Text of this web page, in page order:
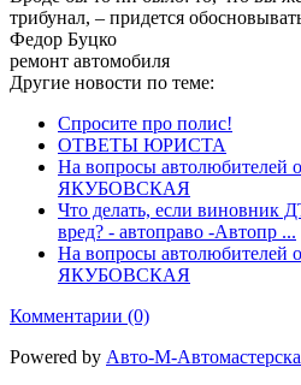
трибунал, – придется
Федор Буцко
ремонт автомобиля
Другие новости по теме:
Спросите про полис!
ОТВЕТЫ ЮРИСТА
На вопросы автолюбителей
ЯКУБОВСКАЯ
Что делать, если виновник
вред? - автоправо -Aвтопр ...
На вопросы автолюбителей
ЯКУБОВСКАЯ
Комментарии (0)
Powered by Авто-М-